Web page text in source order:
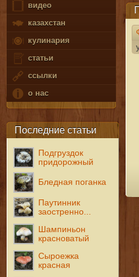
видео
казахстан
кулинария
статьи
ссылки
о нас
Последние статьи
Подгруздок
придорожный
Бледная поганка
Паутинник
заостренно...
Шампиньон
красноватый
Сыроежка
красная